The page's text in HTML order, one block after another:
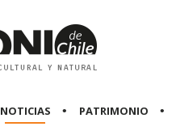
NOTICIAS PATRIMONIO